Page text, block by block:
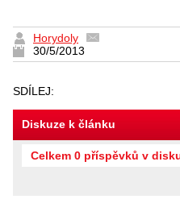
Horydoly
30/5/2013
SDÍLEJ:
Diskuze k článku
Celkem 0 příspěvků v